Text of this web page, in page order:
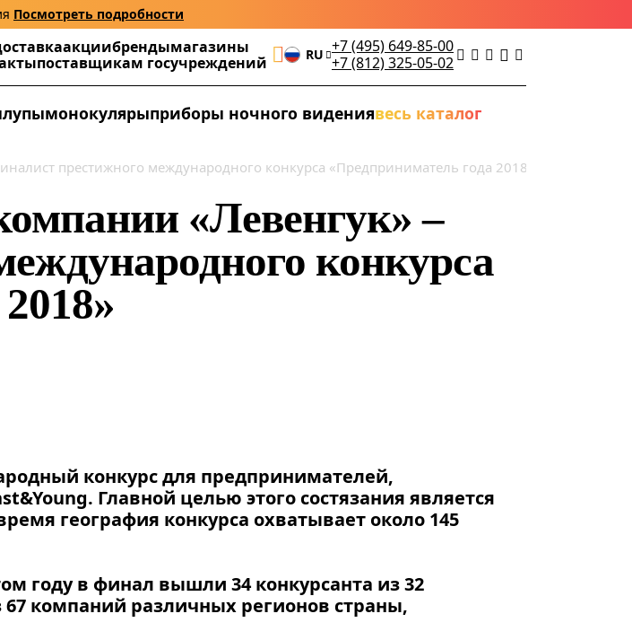
Посмотреть подробности
акциибрендымагазины
поставщикам госучреждений RU +7 (495) 649-85-00
+7 (812) 325-05-02
лупымонокулярыприборы ночного видениявесь каталог
престижного международного конкурса «Предприниматель года 2018»
«Левенгук» –
конкурса
конкурс для предпринимателей,
Главной целью этого состязания является
география конкурса охватывает около 145
году в финал вышли 34 конкурсанта из 32
67 компаний различных регионов страны,